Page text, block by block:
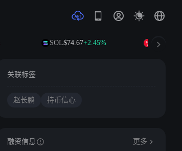
SOL$74.67+2.45% TRX
关联标签
赵长鹏 持币信心
融资信息 更多